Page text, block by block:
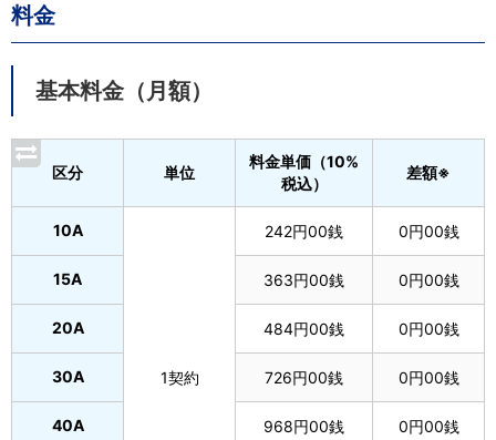
料金
基本料金（月額）
区分 単位
料金単価（10%
税込）
差額※
10A
1契約
242円00銭 0円00銭
15A 363円00銭 0円00銭
20A 484円00銭 0円00銭
30A 726円00銭 0円00銭
40A 968円00銭 0円00銭